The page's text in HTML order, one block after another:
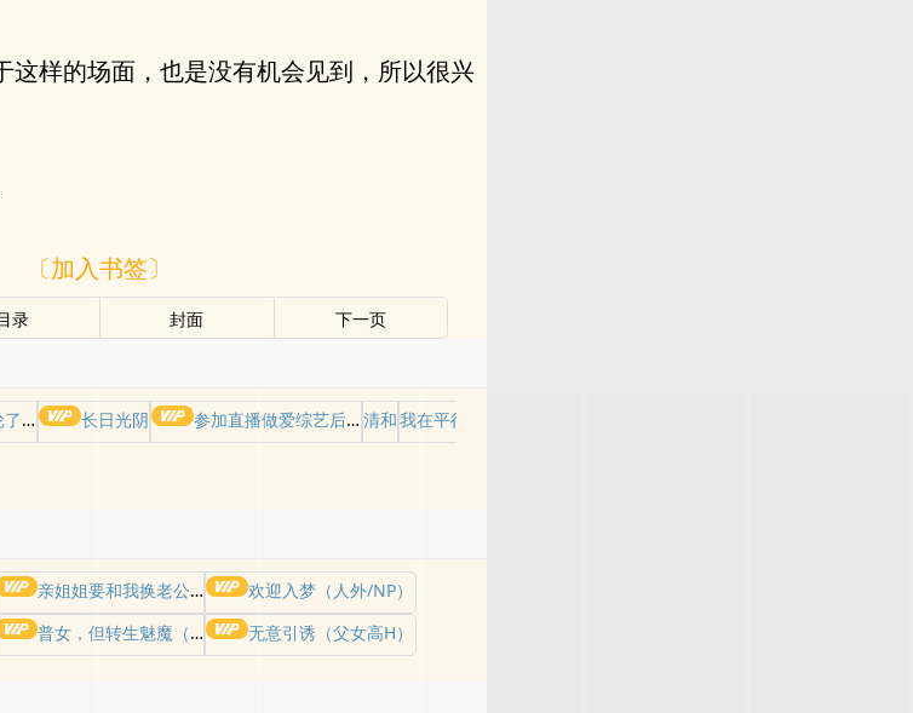
这样的场面，也是没有机会见到，所以很兴
〔加入书签〕
录 封面 下一页
后 长日光阴 参加直播做爱综艺后我火了(NPH) 清和我在平行世界当王
亲姐姐要和我换老公睡(换夫出轨/姐夫妹夫)
欢迎入梦（人外/NP）
普女，但转生魅魔（NP） 无意引诱（父女高H）